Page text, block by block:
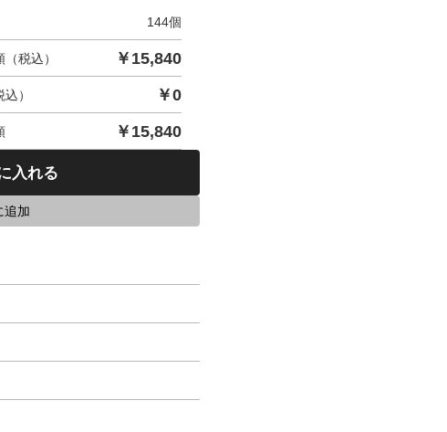
144個
税込） ￥ 15,840
） ￥0
￥ 15,840
入れる
追加